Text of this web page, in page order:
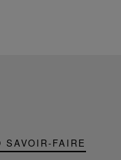
FAIRE